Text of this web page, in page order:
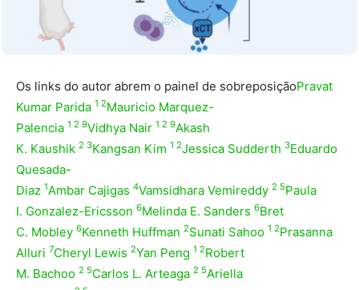
Os links do autor abrem o painel de sobreposiçãoPravat
Kumar Parida 1 2Mauricio Marquez-
Palencia 1 2 9Vidhya Nair 1 2 9Akash
K. Kaushik 2 3Kangsan Kim 1 2Jessica Sudderth 3Eduardo
Quesada-
Diaz 1Ambar Cajigas 4Vamsidhara Vemireddy 2 5Paula
I. Gonzalez-Ericsson 6Melinda E. Sanders 6Bret
C. Mobley 6Kenneth Huffman 2Sunati Sahoo 1 2Prasanna
Alluri 7Cheryl Lewis 2Yan Peng 1 2Robert
M. Bachoo 2 5Carlos L. Arteaga 2 5Ariella